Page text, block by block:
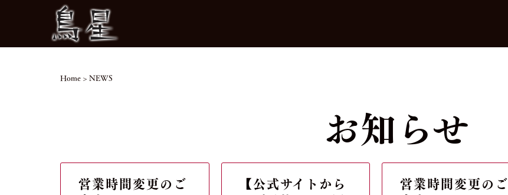
Home>NEWS
お知らせ
営業時間変更のご
【公式サイトから
営業時間変更のご